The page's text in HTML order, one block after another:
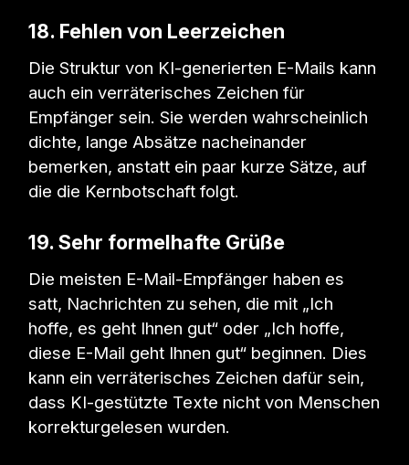
18. Fehlen von Leerzeichen
Die Struktur von KI-generierten E-Mails kann
auch ein verräterisches Zeichen für
Empfänger sein. Sie werden wahrscheinlich
dichte, lange Absätze nacheinander
bemerken, anstatt ein paar kurze Sätze, auf
die die Kernbotschaft folgt.
19. Sehr formelhafte Grüße
Die meisten E-Mail-Empfänger haben es
satt, Nachrichten zu sehen, die mit „Ich
hoffe, es geht Ihnen gut“ oder „Ich hoffe,
diese E-Mail geht Ihnen gut“ beginnen. Dies
kann ein verräterisches Zeichen dafür sein,
dass KI-gestützte Texte nicht von Menschen
korrekturgelesen wurden.